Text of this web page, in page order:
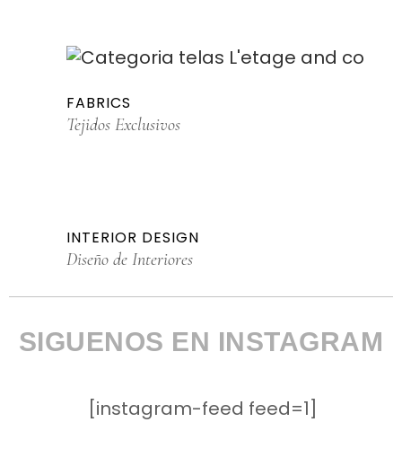
FABRICS
Tejidos Exclusivos
INTERIOR DESIGN
Diseño de Interiores
SIGUENOS EN INSTAGRAM
[instagram-feed feed=1]